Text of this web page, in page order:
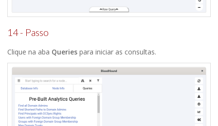
14 - Passo
Clique na aba Queries para iniciar as consultas.